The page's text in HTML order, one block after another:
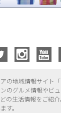
の地域情報サイト
のグルメ情報やビュ
の生活情報をご紹介
す。